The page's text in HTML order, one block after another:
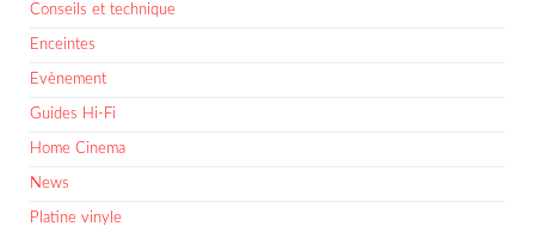
Conseils et technique
Enceintes
Evènement
Guides Hi-Fi
Home Cinema
News
Platine vinyle